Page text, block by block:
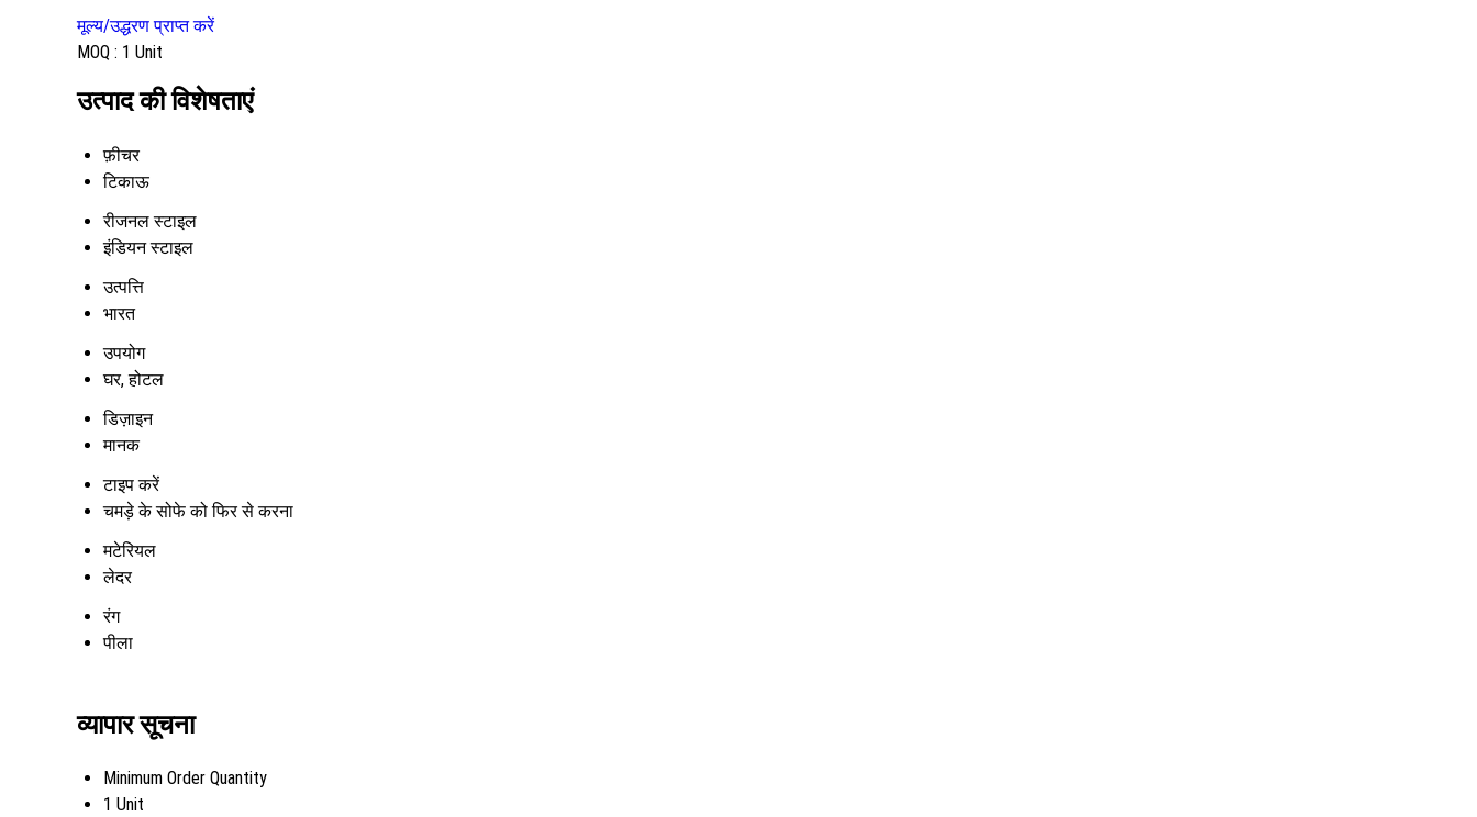
मूल्य/उद्धरण प्राप्त करें
MOQ : 1 Unit
उत्पाद की विशेषताएं
फ़ीचर
टिकाऊ
रीजनल स्टाइल
इंडियन स्टाइल
उत्पत्ति
भारत
उपयोग
घर, होटल
डिज़ाइन
मानक
टाइप करें
चमड़े के सोफे को फिर से करना
मटेरियल
लेदर
रंग
पीला
व्यापार सूचना
Minimum Order Quantity
1 Unit